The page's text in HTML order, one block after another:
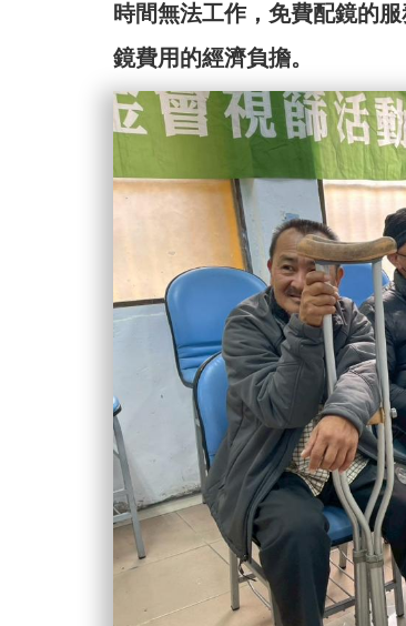
時間無法工作，免費配鏡的
鏡費用的經濟負擔。